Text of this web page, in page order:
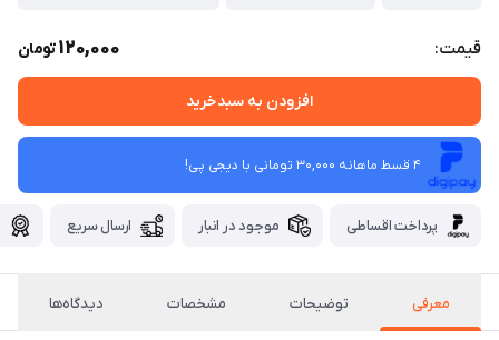
قیمت: 120,000تومان
افزودن به سبدخرید
4 قسط ماهانه 30,000 تومانی با دیجی ‌پی!
پرداخت اقساطی موجود در انبار ارسال سریع
معرفی توضیحات مشخصات دیدگاه‌ها